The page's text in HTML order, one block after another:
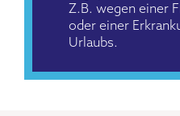
Z.B. wegen einer
oder einer
Urlaubs.